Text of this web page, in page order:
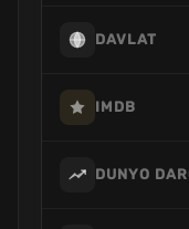
DAVLAT
IMDB
DUNYO